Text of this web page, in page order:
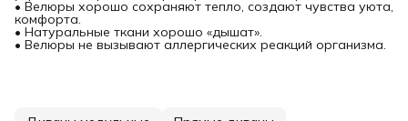
• Велюры хорошо сохраняют тепло, создают чувства уюта,
комфорта.
• Натуральные ткани хорошо «дышат».
• Велюры не вызывают аллергических реакций организма.